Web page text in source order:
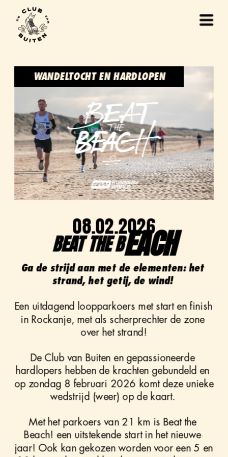
08.02.2026
BEAT THE BEACH
WANDELTOCHT EN HARDLOPEN
Ga de strijd aan met de elementen: het
strand, het getij, de wind!
Een uitdagend loopparkoers met start en finish
in Rockanje, met als scherprechter de zone
over het strand!
De Club van Buiten en gepassioneerde
hardlopers hebben de krachten gebundeld en
op zondag 8 februari 2026 komt deze unieke
wedstrijd (weer) op de kaart.
Met het parkoers van 21 km is Beat the
Beach! een uitstekende start in het nieuwe
jaar! Ook kan gekozen worden voor een 5 en